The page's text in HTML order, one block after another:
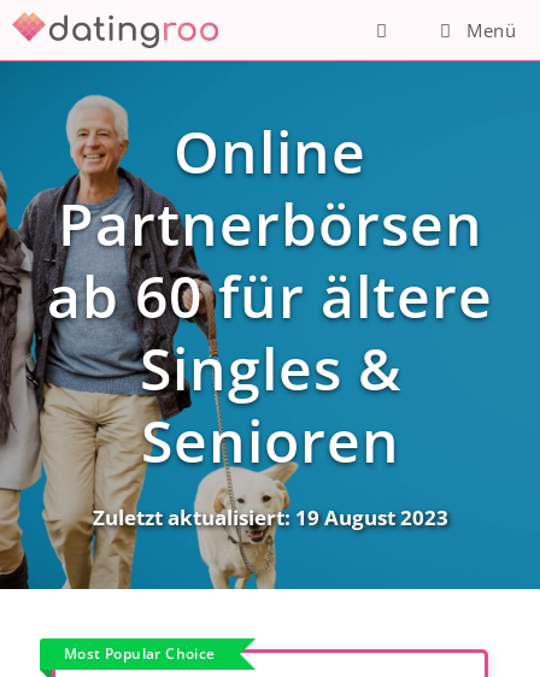
Zum
Inhalt
Menü
Online
Partnerbörsen
ab 60 für ältere
Singles &
Senioren
Zuletzt aktualisiert:19 August 2023
Most Popular Choice